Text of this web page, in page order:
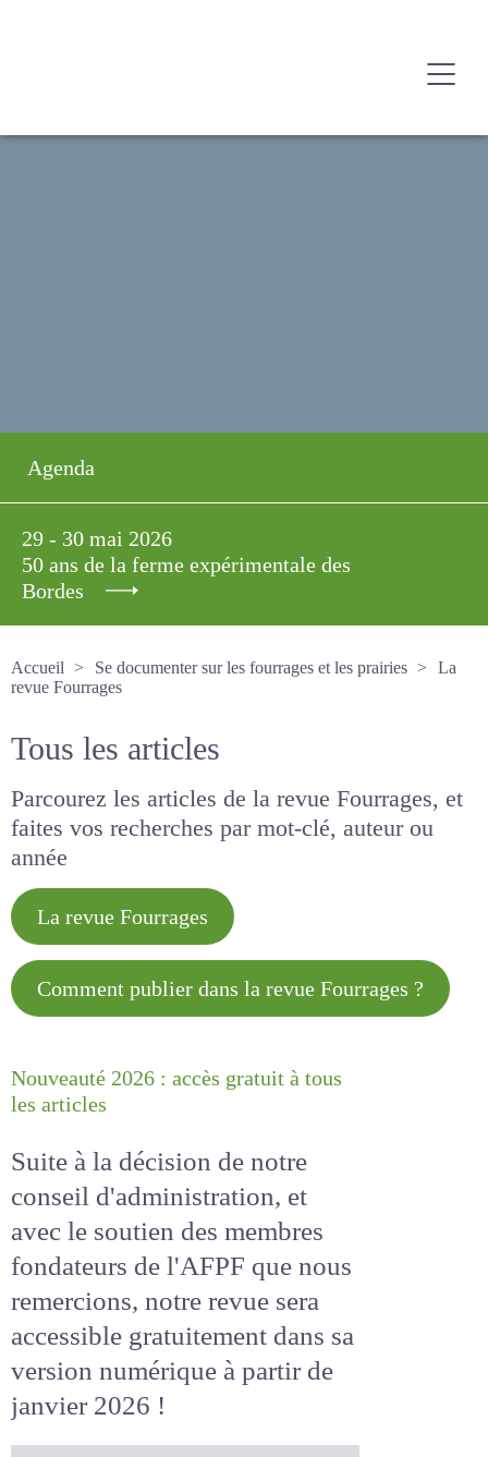
Agenda
29 - 30 mai 2026
50 ans de la ferme expérimentale des
Bordes
Accueil
Se documenter sur les fourrages et les prairies
La revue Fourrages
Tous les articles
Parcourez les articles de la revue Fourrages, et
faites vos recherches par mot-clé, auteur ou
année
La revue Fourrages
Comment publier dans la revue
Nouveauté 2026 : accès gratuit à
Suite à la décision de notre
conseil d'administration, et
avec le soutien des membres
fondateurs de l'AFPF que nous
remercions, notre revue sera
accessiblegratuitementdans
sa version numérique
de janvier 2026 !